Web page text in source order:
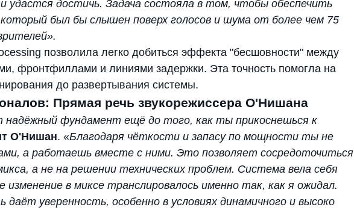
удастся достичь. Задача состояла в том, чтобы обеспечить
который был бы слышен поверх голосов и шума от более чем 75
позволила легко добиться эффекта "бесшовности" между
фронтфиллами и линиями задержки. Эта точность помогла на
до развертывания системы.
Прямая речь звукорежиссера О'Нишана
надёжный фундамент ещё до того, как ты прикоснешься к
О'Нишан. «Благодаря чёткости и запасу по мощности ты не
а работаешь вместе с ними. Это позволяет сосредоточиться
а не на решении технических проблем. Система вела себя
изменение в миксе транслировалось именно так, как я ожидал.
даёт уверенность, особенно в условиях динамичного и высоко